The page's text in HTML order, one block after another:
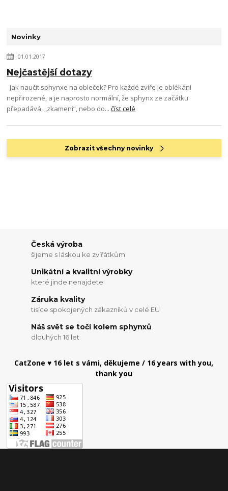
Novinky
01.01.2017
Nejčastější dotazy
Jak naučit sphynxe na obleček? Pro každé zvíře je oblékání
nepřirozené, a je naprosto normální, že sphynx ze začátku
přepadává, „zkamení“, nebo do...číst celé
Zobrazit všechny novinky
Česká výroba
šijeme s láskou ke zvířátkům
Unikátní a kvalitní výrobky
které jinde nenajdete
Záruka kvality
tisíce spokojených zákazníků v celé EU
Náš svět se točí kolem sphynxů
dlouhých 16 let
CatZone ♥ 16 let s vámi, děkujeme / 16 years with you,
thank you